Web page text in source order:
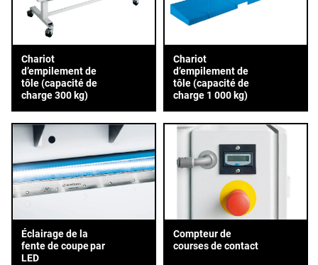
Chariot
d’empilement de
tôle (capacité de
charge 300 kg)
Chariot
d’empilement de
tôle (capacité de
charge 1 000 kg)
Éclairage de la
fente de coupe par
LED
Compteur de
courses de contact